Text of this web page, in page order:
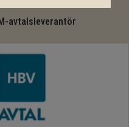
avtalsleverantör